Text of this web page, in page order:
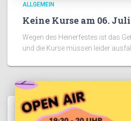
ALLGEMEIN
Keine Kurse am 06. Juli
Wegen des Heinerfestes ist das
und die Kurse müssen leider